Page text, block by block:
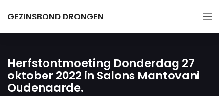
GEZINSBOND DRONGEN
Herfstontmoeting Donderdag 27
oktober 2022 in Salons Mantovani
Oudenaarde.